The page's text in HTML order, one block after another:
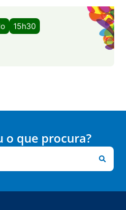
15h30
o que procura?